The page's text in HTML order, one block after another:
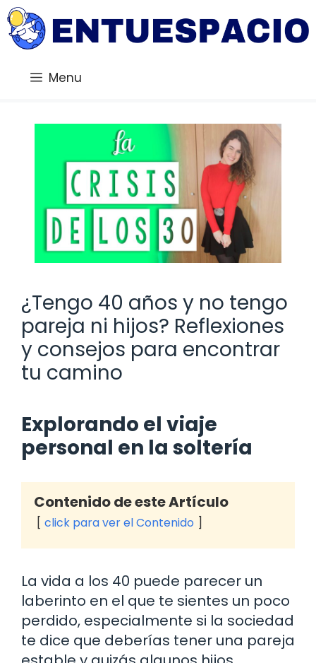
Saltar
al
contenido
Menu
¿Tengo 40 años y no tengo
pareja ni hijos? Reflexiones
y consejos para encontrar
tu camino
Explorando el viaje
personal en la soltería
Contenido de este Artículo
click para ver el Contenido
La vida a los 40 puede parecer un
laberinto en el que te sientes un poco
perdido, especialmente si la sociedad
te dice que deberías tener una pareja